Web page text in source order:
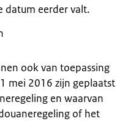
datum eerder valt.
ook van toepassing
mei 2016 zijn geplaatst
en waarvan
of het